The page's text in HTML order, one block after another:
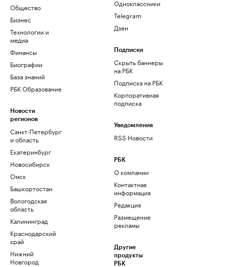
Общество
Бизнес
Технологии и
медиа
Финансы
Биографии
База знаний
РБК Образование
Новости
регионов
Санкт-Петербург
и область
Екатеринбург
Новосибирск
Омск
Башкортостан
Вологодская
область
Калининград
Краснодарский
край
Нижний
Новгород
Одноклассники
Telegram
Дзен
Подписки
Скрыть баннеры
на РБК
Подписка на РБК
Корпоративная
подписка
Уведомления
RSS Новости
РБК
О компании
Контактная
информация
Редакция
Размещение
рекламы
Другие
продукты
РБК